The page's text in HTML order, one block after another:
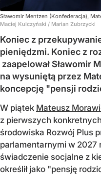
Sławomir Mentzen (Konfederacja),
Maciej Kulczyński / Marian Zubrzycki
Koniec z
pieniędzmi. Koniec z
zaapelował Sławomir
na wysuniętą przez
koncepcję "pensji
W piątek Mateusz
z pierwszych
środowiska Rozwój Plus
parlamentarnymi w 2027
świadczenie socjalne z
określił jako "pensję